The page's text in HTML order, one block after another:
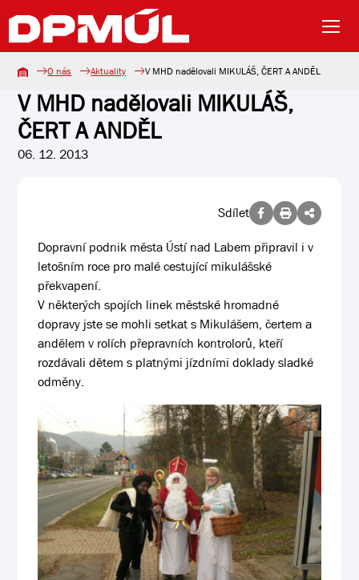
O nás Aktuality V MHD nadělovali MIKULÁŠ, ČERT A ANDĚL
V MHD nadělovali MIKULÁŠ,
ČERT A ANDĚL
06. 12. 2013
Sdílet
Dopravní podnik města Ústí nad Labem připravil i v
letošním roce pro malé cestující mikulášské
překvapení.
V některých spojích linek městské hromadné
dopravy jste se mohli setkat s Mikulášem, čertem a
andělem v rolích přepravních kontrolorů, kteří
rozdávali dětem s platnými jízdními doklady sladké
odměny.